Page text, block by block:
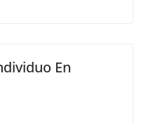
En